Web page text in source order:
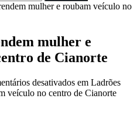
mulher e roubam veículo no
mulher e
de Cianorte
desativados em Ladrões
veículo no centro de Cianorte